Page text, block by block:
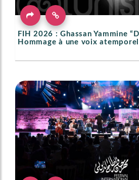
FIH 2026 : Ghassan Yammine
Hommage à une voix